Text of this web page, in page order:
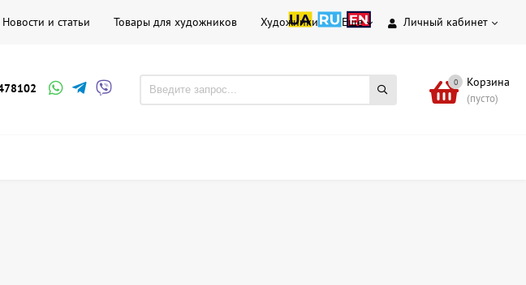
Личный кабинет
Новости и статьи Товары для художников Художники Еще
0 Корзина
(пусто)